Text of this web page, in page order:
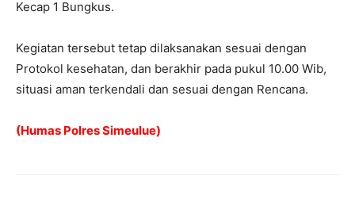
Kecap 1 Bungkus.
Kegiatan tersebut tetap dilaksanakan sesuai dengan
Protokol kesehatan, dan berakhir pada pukul 10.00 Wib,
situasi aman terkendali dan sesuai dengan Rencana.
(Humas Polres Simeulue)